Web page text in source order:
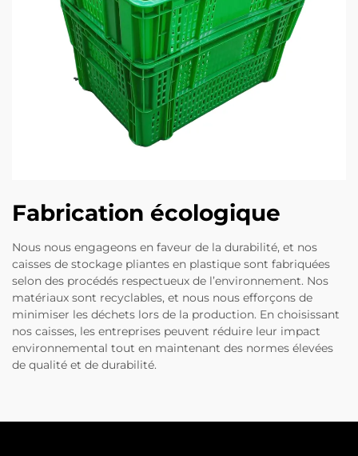
Fabrication écologique
Nous nous engageons en faveur de la durabilité, et nos
caisses de stockage pliantes en plastique sont fabriquées
selon des procédés respectueux de l’environnement. Nos
matériaux sont recyclables, et nous nous efforçons de
minimiser les déchets lors de la production. En choisissant
nos caisses, les entreprises peuvent réduire leur impact
environnemental tout en maintenant des normes élevées
de qualité et de durabilité.